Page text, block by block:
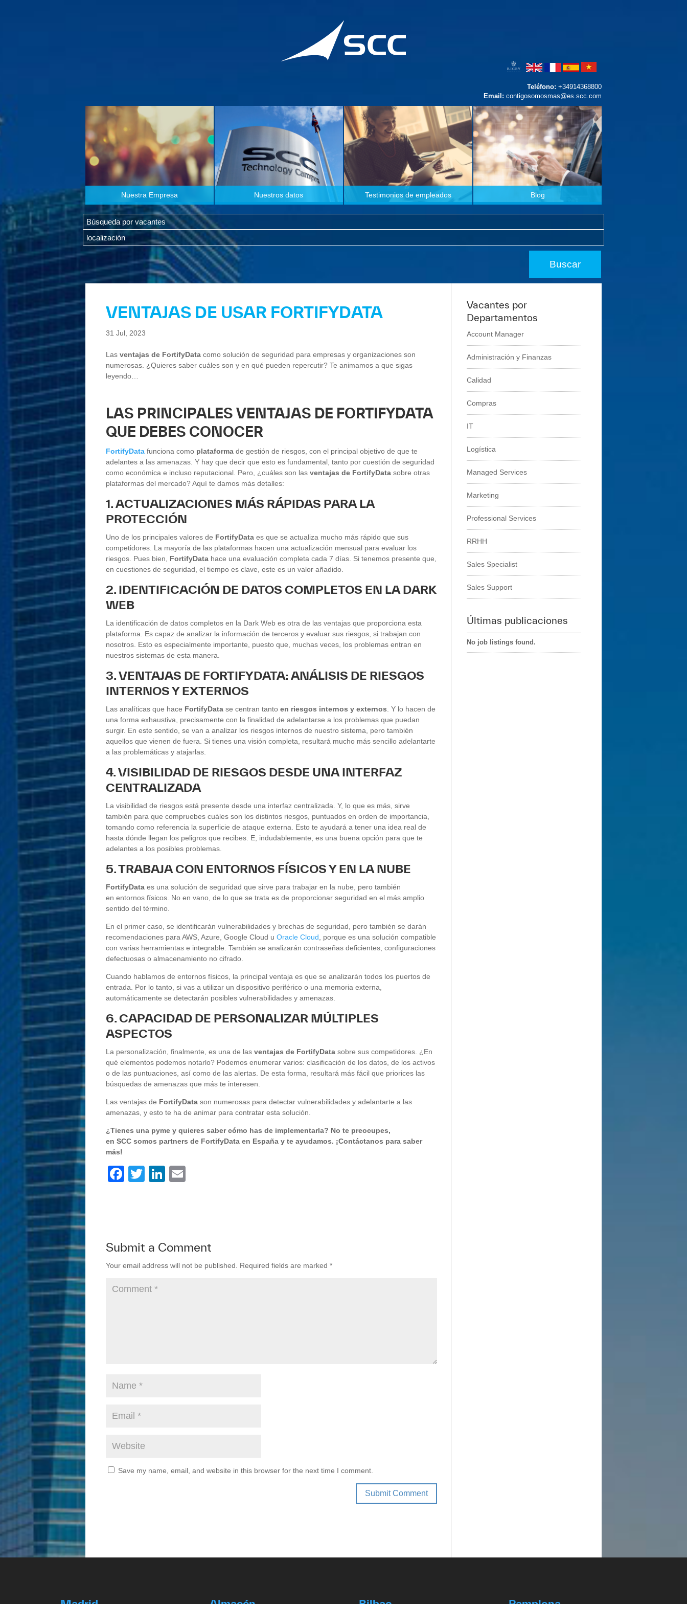
Teléfono: +34914368800
Email: contigosomosmas@es.scc.com
Nuestra Empresa Nuestros datos Testimonios de empleados Blog
VENTAJAS DE USAR FORTIFYDATA
31 Jul, 2023
Las ventajas de FortifyData como solución de seguridad para empresas y organizaciones son
numerosas. ¿Quieres saber cuáles son y en qué pueden repercutir? Te animamos a que sigas
leyendo…
LAS PRINCIPALES VENTAJAS DE FORTIFYDATA
QUE DEBES CONOCER
FortifyData funciona como plataforma de gestión de riesgos, con el principal objetivo de que te
adelantes a las amenazas. Y hay que decir que esto es fundamental, tanto por cuestión de seguridad
como económica e incluso reputacional. Pero, ¿cuáles son las ventajas de FortifyData sobre otras
plataformas del mercado? Aquí te damos más detalles:
1. ACTUALIZACIONES MÁS RÁPIDAS PARA LA
PROTECCIÓN
Uno de los principales valores de FortifyData es que se actualiza mucho más rápido que sus
competidores. La mayoría de las plataformas hacen una actualización mensual para evaluar los
riesgos. Pues bien, FortifyData hace una evaluación completa cada 7 días. Si tenemos presente que,
en cuestiones de seguridad, el tiempo es clave, este es un valor añadido.
2. IDENTIFICACIÓN DE DATOS COMPLETOS EN LA DARK
WEB
La identificación de datos completos en la Dark Web es otra de las ventajas que proporciona esta
plataforma. Es capaz de analizar la información de terceros y evaluar sus riesgos, si trabajan con
nosotros. Esto es especialmente importante, puesto que, muchas veces, los problemas entran en
nuestros sistemas de esta manera.
3. VENTAJAS DE FORTIFYDATA: ANÁLISIS DE RIESGOS
INTERNOS Y EXTERNOS
Las analíticas que hace FortifyData se centran tanto en riesgos internos y externos . Y lo hacen de
una forma exhaustiva, precisamente con la finalidad de adelantarse a los problemas que puedan
surgir. En este sentido, se van a analizar los riesgos internos de nuestro sistema, pero también
aquellos que vienen de fuera. Si tienes una visión completa, resultará mucho más sencillo adelantarte
a las problemáticas y atajarlas.
4. VISIBILIDAD DE RIESGOS DESDE UNA INTERFAZ
CENTRALIZADA
La visibilidad de riesgos está presente desde una interfaz centralizada. Y, lo que es más, sirve
también para que compruebes cuáles son los distintos riesgos, puntuados en orden de importancia,
tomando como referencia la superficie de ataque externa. Esto te ayudará a tener una idea real de
hasta dónde llegan los peligros que recibes. E, indudablemente, es una buena opción para que te
adelantes a los posibles problemas.
5. TRABAJA CON ENTORNOS FÍSICOS Y EN LA NUBE
FortifyData es una solución de seguridad que sirve para trabajar en la nube, pero también
en entornos físicos. No en vano, de lo que se trata es de proporcionar seguridad en el más amplio
sentido del término.
En el primer caso, se identificarán vulnerabilidades y brechas de seguridad, pero también se darán
recomendaciones para AWS, Azure, Google Cloud u Oracle Cloud , porque es una solución compatible
con varias herramientas e integrable. También se analizarán contraseñas deficientes, configuraciones
defectuosas o almacenamiento no cifrado.
Cuando hablamos de entornos físicos, la principal ventaja es que se analizarán todos los puertos de
entrada. Por lo tanto, si vas a utilizar un dispositivo periférico o una memoria externa,
automáticamente se detectarán posibles vulnerabilidades y amenazas.
6. CAPACIDAD DE PERSONALIZAR MÚLTIPLES
ASPECTOS
La personalización, finalmente, es una de las ventajas de FortifyData sobre sus competidores. ¿En
qué elementos podemos notarlo? Podemos enumerar varios: clasificación de los datos, de los activos
o de las puntuaciones, así como de las alertas. De esta forma, resultará más fácil que priorices las
búsquedas de amenazas que más te interesen.
Las ventajas de FortifyData son numerosas para detectar vulnerabilidades y adelantarte a las
amenazas, y esto te ha de animar para contratar esta solución.
¿Tienes una pyme y quieres saber cómo has de implementarla? No te preocupes,
en SCC somos partners de FortifyData en España y te ayudamos. ¡Contáctanos para saber
más!
F
o
o
k
T
Li
dI
n
Submit a Comment
Your email address will not be published. Required fields are marked *
Save my name, email, and website in this browser for the next time I comment.
Vacantes por
Departamentos
Account Manager
Administración y Finanzas
Calidad
Compras
IT
Logí­stica
Managed Services
Marketing
Professional Services
RRHH
Sales Specialist
Sales Support
Últimas publicaciones
No job listings found.